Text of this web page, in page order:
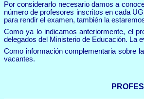
Por considerarlo necesario damos a
número de profesores inscritos en cada
para rendir el examen, también la
Como ya lo indicamos anteriormente, el
delegados del Ministerio de Educación. La
Como información complementaria sobre
vacantes.